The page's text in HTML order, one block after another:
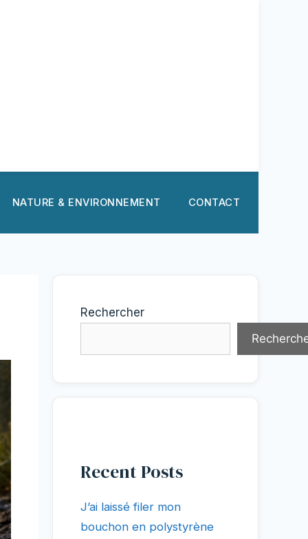
NATURE & ENVIRONNEMENT CONTACT
Rechercher
Recent Posts
J’ai laissé filer mon
bouchon en polystyrène